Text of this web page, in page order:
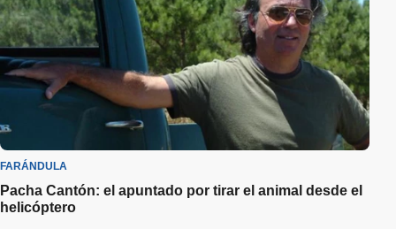
FARÁNDULA
Pacha Cantón: el apuntado por tirar el animal desde el
helicóptero